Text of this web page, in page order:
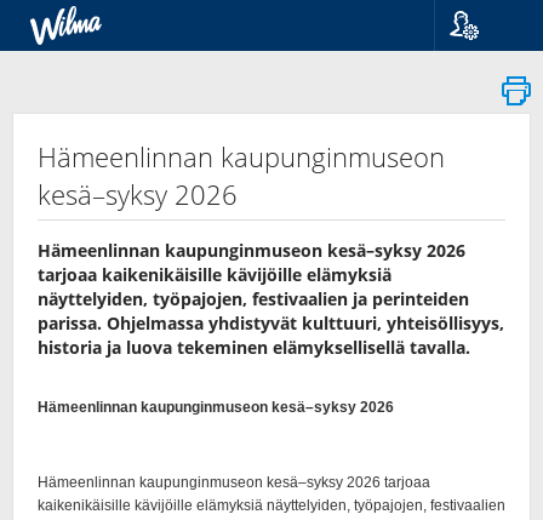
Suomi
Svenska
Hämeenlinnan kaupunginmuseon
kesä–syksy 2026
Hämeenlinnan kaupunginmuseon kesä–syksy 2026
tarjoaa kaikenikäisille kävijöille elämyksiä
näyttelyiden, työpajojen, festivaalien ja perinteiden
parissa. Ohjelmassa yhdistyvät kulttuuri, yhteisöllisyys,
historia ja luova tekeminen elämyksellisellä tavalla.